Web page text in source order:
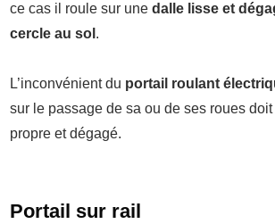
ce cas il roule sur une dalle lisse et
cercle au sol .
L’inconvénient du portail roulant
sur le passage de sa ou de ses roues
propre et dégagé.
Portail sur rail